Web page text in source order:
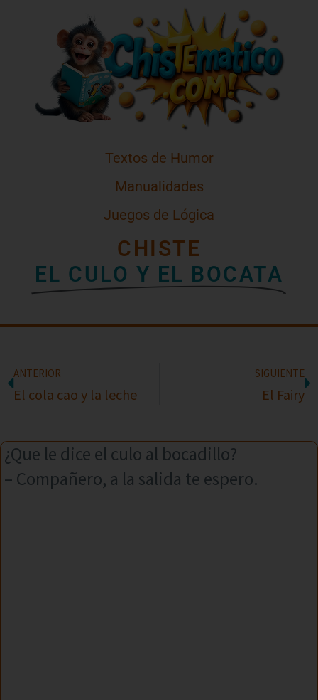
Textos de Humor
Manualidades
Juegos de Lógica
CHISTE
EL CULO Y EL BOCATA
ANTERIOR
El cola cao y la leche
SIGUIENTE
El Fairy
¿Que le dice el culo al bocadillo?
– Compañero, a la salida te espero.